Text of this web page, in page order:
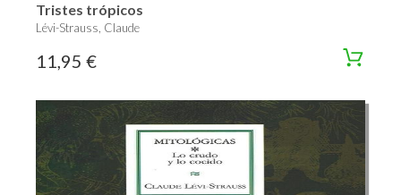
Tristes trópicos
Lévi-Strauss, Claude
11,95 €